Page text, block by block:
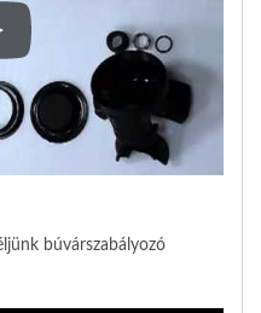
RG-3100S búvárszabályozó
búvárszabályozó